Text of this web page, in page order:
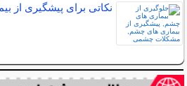
نکاتی برای پیشگیری از